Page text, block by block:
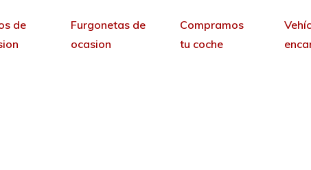
de
Furgonetas de
ocasion
Compramos
tu coche